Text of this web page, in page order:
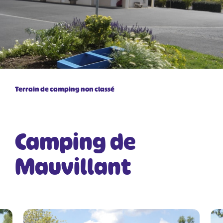
Terrain de camping non classé
Camping de
Mauvillant